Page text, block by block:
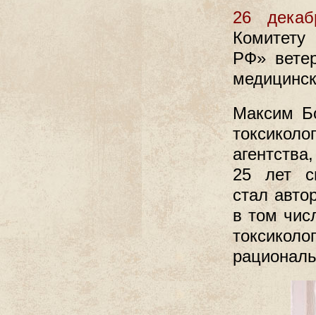
26
РФ»
Максим
25 лет
стал
в том